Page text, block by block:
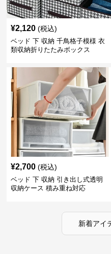
¥2,120 (税込)
ベッド 下 収納 千鳥格子模様 衣
類収納折りたたみボックス
¥2,700 (税込)
ベッド 下 収納 引き出し式透明
収納ケース 積み重ね対応
新着アイ